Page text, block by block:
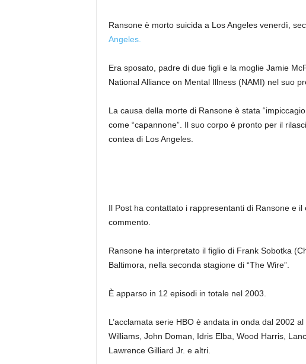
Ransone è morto suicida a Los Angeles venerdì,
Angeles.
Era sposato, padre di due figli e la moglie Jamie
National Alliance on Mental Illness (NAMI) nel suo
La causa della morte di Ransone è stata
come “capannone”. Il suo corpo è pronto per il
contea di Los Angeles.
Il Post ha contattato i rappresentanti di Ransone e
commento.
Ransone ha interpretato il figlio di Frank Sobotka
Baltimora, nella seconda stagione di “The Wire”.
È apparso in 12 episodi in totale nel 2003.
L’acclamata serie HBO è andata in onda dal 2002
Williams, John Doman, Idris Elba, Wood Harris,
Lawrence Gilliard Jr. e altri.